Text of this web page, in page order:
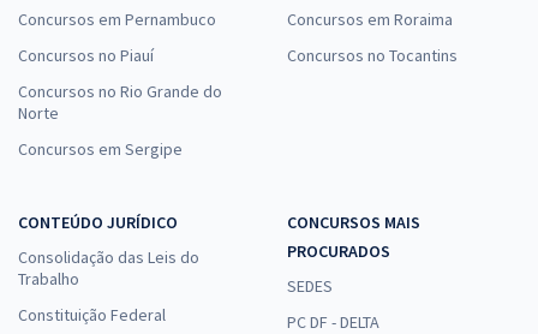
Concursos em Pernambuco
Concursos no Piauí
Concursos no Rio Grande do
Norte
Concursos em Sergipe
Concursos em Roraima
Concursos no Tocantins
CONTEÚDO JURÍDICO
Consolidação das Leis do
Trabalho
Constituição Federal
CONCURSOS MAIS
PROCURADOS
SEDES
PC DF - DELTA